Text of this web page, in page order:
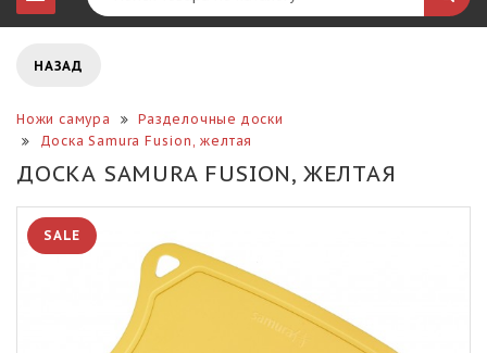
НАЗАД
Ножи самура
Разделочные доски
Доска Samura Fusion, желтая
ДОСКА SAMURA FUSION, ЖЕЛТАЯ
SALE